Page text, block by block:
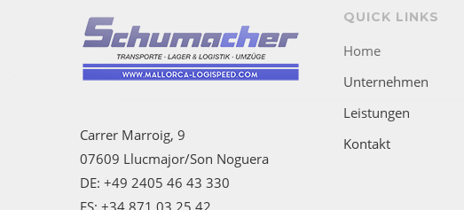
Carrer Marroig, 9
07609 Llucmajor/Son Noguera
DE: +49 2405 46 43 330
ES: +34 871 03 25 42
QUICK LINKS
Home
Unternehmen
Leistungen
Kontakt